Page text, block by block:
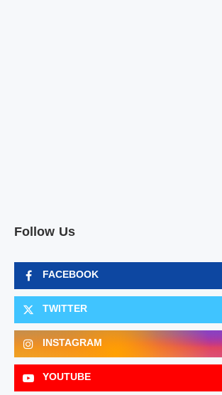
Follow Us
FACEBOOK
TWITTER
INSTAGRAM
YOUTUBE